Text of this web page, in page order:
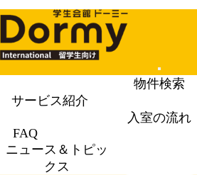
Mobile
Menu
物件検索
サービス紹介
入室の流れ
FAQ
ニュース＆トピッ
クス